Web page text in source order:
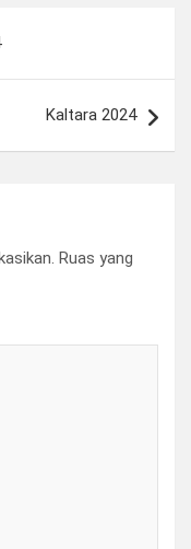
Kaltara 2024
Ruas yang